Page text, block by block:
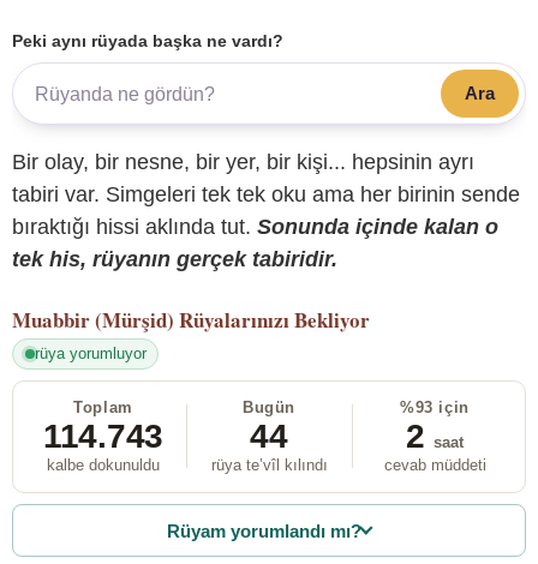
Peki aynı rüyada başka ne vardı?
Ara
Bir olay, bir nesne, bir yer, bir kişi... hepsinin ayrı
tabiri var. Simgeleri tek tek oku ama her birinin sende
bıraktığı hissi aklında tut. Sonunda içinde kalan o
tek his, rüyanın gerçek tabiridir.
Muabbir (Mürşid) Rüyalarınızı Bekliyor
rüya yorumluyor
Toplam
114.743
kalbe dokunuldu
Bugün
44
rüya te’vîl kılındı
%93 için
2 saat
cevab müddeti
Rüyam yorumlandı mı?